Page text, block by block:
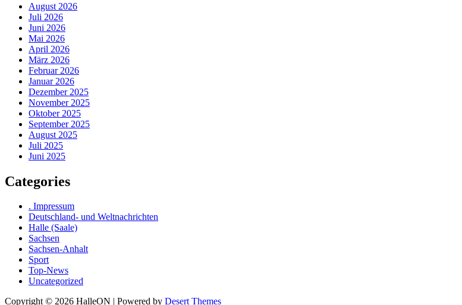
August 2026
Juli 2026
Juni 2026
Mai 2026
April 2026
März 2026
Februar 2026
Januar 2026
Dezember 2025
November 2025
Oktober 2025
September 2025
August 2025
Juli 2025
Juni 2025
Categories
. Impressum
Deutschland- und Weltnachrichten
Halle (Saale)
Sachsen
Sachsen-Anhalt
Sport
Top-News
Uncategorized
Copyright © 2026 HalleON | Powered by Desert Themes